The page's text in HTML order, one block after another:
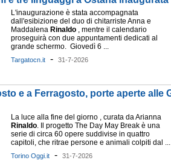
L'inaugurazione è stata accompagnata
dall'esibizione del duo di chitarriste Anna e
Maddalena Rinaldo , mentre il calendario
proseguirà con due appuntamenti dedicati al
grande schermo. Giovedì 6 ...
Targatocn.it - 31-7-2026
e a Ferragosto, porte aperte alle
La luce alla fine del giorno , curata da Arianna
Rinaldo. Il progetto The Day May Break è una
serie di circa 60 opere suddivise in quattro
capitoli, che ritrae persone e animali colpiti dal ...
Torino Oggi.it - 31-7-2026